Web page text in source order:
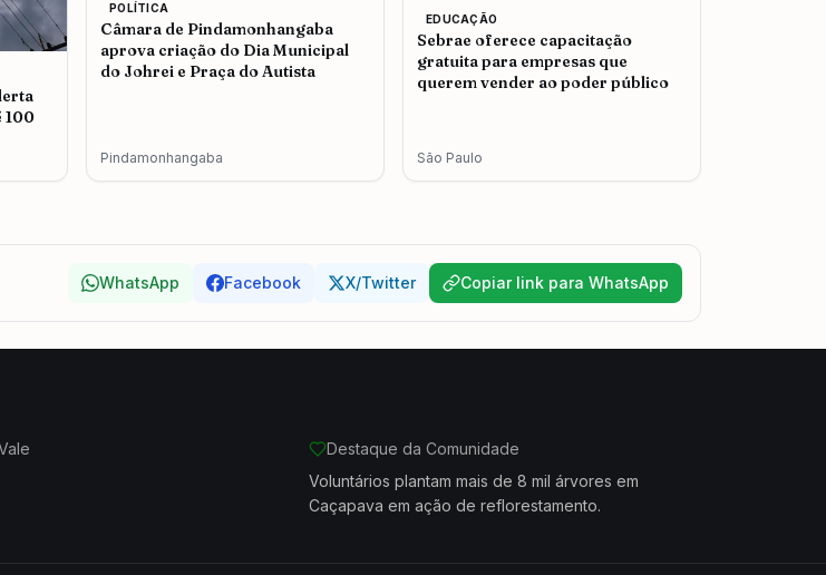
100
POLÍTICA
Câmara de Pindamonhangaba
aprova criação do Dia Municipal
do Johrei e Praça do Autista
Pindamonhangaba
EDUCAÇÃO
Sebrae oferece capacitação
gratuita para empresas que
querem vender ao poder público
São Paulo
WhatsApp Facebook X/Twitter Copiar link para WhatsApp
Destaque da Comunidade
Voluntários plantam mais de 8 mil árvores em
Caçapava em ação de reflorestamento.